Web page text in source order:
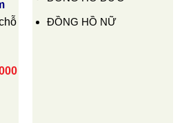
ĐỒNG HỒ NỮ